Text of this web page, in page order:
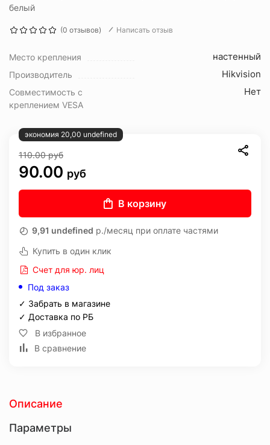
белый
(0 отзывов) Написать отзыв
Место крепления настенный
Производитель Hikvision
Совместимость с
креплением VESA
Нет
экономия 20,00 undefined
110.00руб
90.00 руб
В корзину
9,91 undefined р./месяц при оплате частями
Купить в один клик
Счет для юр. лиц
Под заказ
✓ Забрать в магазине
✓ Доставка по РБ
В избранное
В сравнение
Описание
Параметры